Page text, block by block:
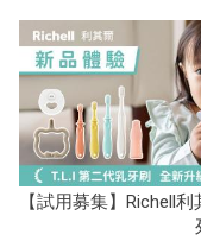
【試用募集】Richell